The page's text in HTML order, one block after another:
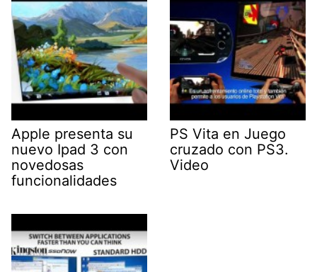
Apple presenta su
nuevo Ipad 3 con
novedosas
funcionalidades
PS Vita en Juego
cruzado con PS3.
Video